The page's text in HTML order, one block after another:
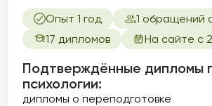
Опыт 1 год
1 обращений
17 дипломов
На сайте с
Подтверждённые дипломы
психологии:
дипломы о переподготовке